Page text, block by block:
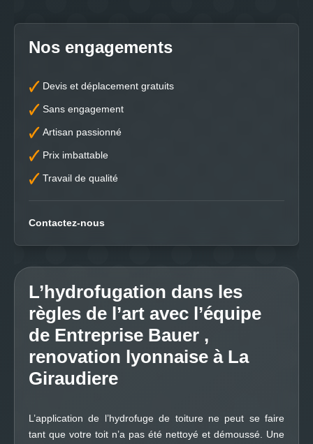
Nos engagements
Devis et déplacement gratuits
Sans engagement
Artisan passionné
Prix imbattable
Travail de qualité
Contactez-nous
L’hydrofugation dans les
règles de l’art avec l’équipe
de Entreprise Bauer ,
renovation lyonnaise à La
Giraudiere
L’application de l’hydrofuge de toiture ne peut se faire
tant que votre toit n’a pas été nettoyé et démoussé. Une